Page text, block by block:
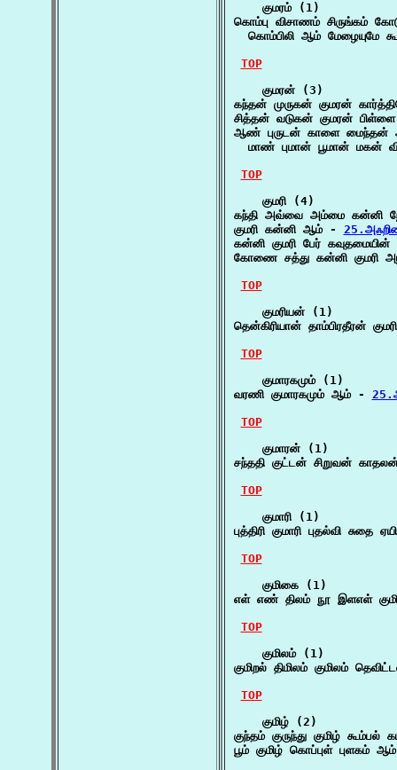
    குமரம் (1)
கொம்பு விசாணம் சிருங்கம்
கொம்பிலி ஆம் மேழையுமே
TOP
    குமரன் (3)
கந்தன் முருகன் குமரன்
சித்தன் வடுகன் குமரன்
ஆண் புருடன் காளை மைந்தன்
மாண் புமான் பூமான் மகன்
TOP
    குமரி (4)
கந்தி அவ்வை அம்மை கன்னி
குமரி கன்னி ஆம் -
கன்னி குமரி பேர்
கோணை சத்து கன்னி குமரி
TOP
    குமரியன் (1)
தென்கிரியான் தாம்பிரதீரன்
TOP
    குமாரகமும் (1)
வரணி குமாரகமும் ஆம் -
TOP
    குமாரன் (1)
சந்ததி குட்டன் சிறுவன்
TOP
    குமாரி (1)
புத்திரி குமாரி புதல்வி சுதை
TOP
    குமிகை (1)
எள் எண் திலம் நூ இளஎள்
TOP
    குமிலம் (1)
குமிறல் திமிலம் குமிலம்
TOP
    குமிழ் (2)
குந்தம் குருந்து குமிழ் கூம்பல்
பூம் குமிழ் கொப்புள் புளகம்